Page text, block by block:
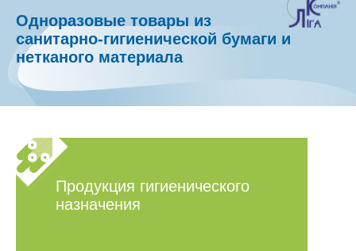
Одноразовые товары из
санитарно-гигиенической бумаги и
нетканого материала
Продукция гигиенического
назначения